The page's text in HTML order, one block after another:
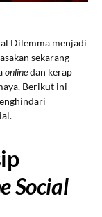
Dilemma menjadi
sekarang
onlinedan kerap
Berikut ini
Social